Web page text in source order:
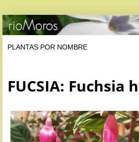
FUCSIA: Fuchsia